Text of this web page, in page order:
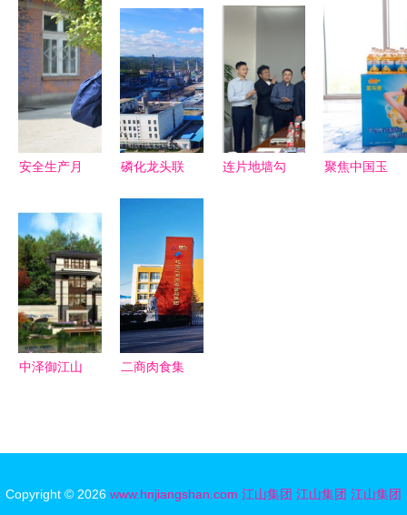
深入我集团
调研指导工
作
精工诠释宏
伟蓝图——
江删集团专
业服务引领
行业标杆
建筑革命
新篇章的高
层变动分析
安全生产月
懈，防线筑
心间——江
山重工集团
上演火灾应
急救援实景
演练
磷化龙头联
手笔如何重
塑江山瓮福
循环经济新
图景
连片地墙勾
聚焦中国玉
中泽御江山
二商肉食集
基石
Copyright © 2026 www.hnjiangshan.com 江山集团 江山集团 江山集团